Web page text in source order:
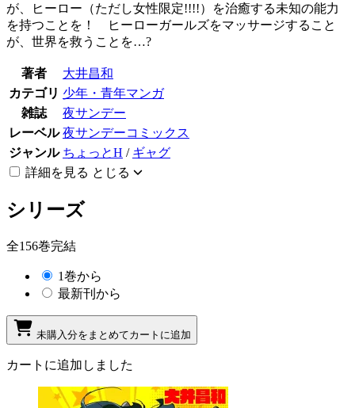
が、ヒーロー（ただし女性限定!!!!）を治癒する未知の能力
を持つことを！ ヒーローガールズをマッサージすること
が、世界を救うことを…?
著者
大井昌和
カテゴリ 少年・青年マンガ
雑誌
夜サンデー
レーベル 夜サンデーコミックス
ジャンル ちょっとH / ギャグ
詳細を見る とじる
シリーズ
全156巻完結
1巻から
最新刊から
未購入分をまとめてカートに追加
カートに追加しました